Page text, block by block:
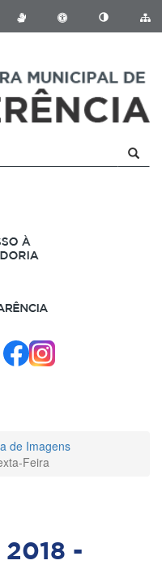
de Imagens
Feira
-